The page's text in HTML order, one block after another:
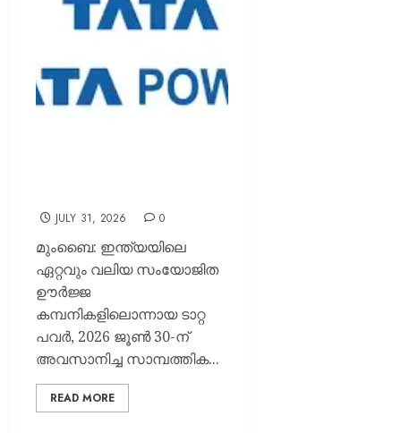
JULY 31, 2026 0
മുംബൈ: ഇന്ത്യയിലെ
ഏറ്റവും വലിയ സംയോജിത
ഊർജ്ജ
കമ്പനികളിലൊന്നായ ടാറ്റ
പവർ, 2026 ജൂൺ 30-ന്
അവസാനിച്ച സാമ്പത്തിക...
READ MORE